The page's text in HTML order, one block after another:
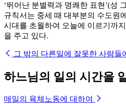
‘뛰어난 분별력과 명쾌한 표현’(성
규칙서는 중세 때 대부분의 수도원
시대를 초월하여 오늘에 이르기까
을 주고 있다.
그 밖의 다른일에 잘못한 사람들
하느님의 일의 시간을
매일의 육체노동에 대하여